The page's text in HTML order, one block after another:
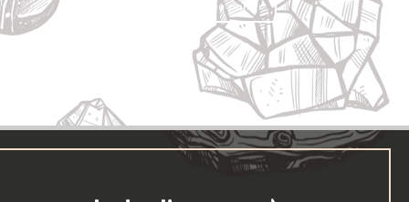
Ajouter au panier